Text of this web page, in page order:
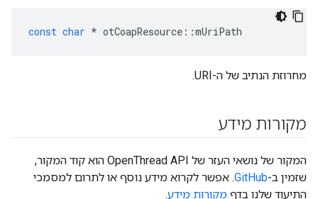
const char * otCoapResource ::mUriPath
מחרוזת הנתיב של ה-URI.
מקורות מידע
המקור של נושאי העזר של OpenThread API הוא קוד המקור,
שזמין ב-GitHub. אפשר לקרוא מידע נוסף או לתרום למסמכי
התיעוד שלנו בדף מקורות מידע.